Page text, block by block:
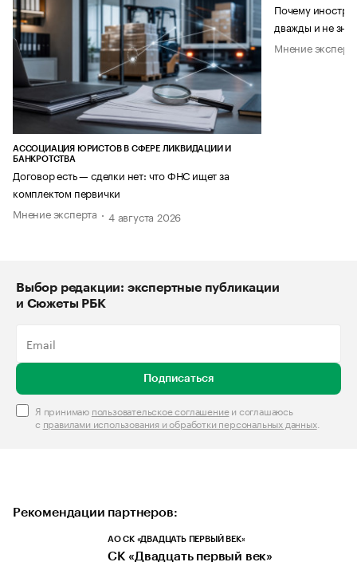
АССОЦИАЦИЯ ЮРИСТОВ В СФЕРЕ ЛИКВИДАЦИИ И
БАНКРОТСТВА
Договор есть — сделки нет: что ФНС ищет за
комплектом первички
Мнение эксперта
4 августа 2026
Почему
дважды и не
Мнение
Выбор редакции: экспертные публикации
и Сюжеты РБК
Подписаться
Я принимаю пользовательское соглашениеи соглашаюсь
с правилами использования и обработки персональных данных.
Рекомендации партнеров:
АО СК «ДВАДЦАТЬ ПЕРВЫЙ ВЕК»
СК «Двадцать первый век»